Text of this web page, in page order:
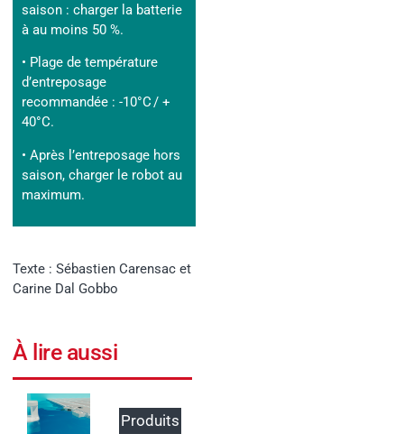
saison : charger la batterie
à au moins 50 %.
• Plage de température
d’entreposage
recommandée : -10°C / +
40°C.
• Après l’entreposage hors
saison, charger le robot au
maximum.
Texte : Sébastien Carensac et
Carine Dal Gobbo
À lire aussi
Produits